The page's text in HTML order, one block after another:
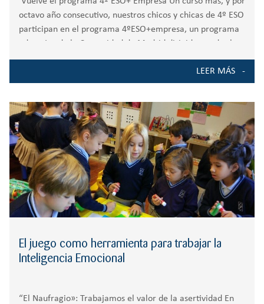
octavo año consecutivo, nuestros chicos y chicas de 4º ESO
participan en el programa 4ºESO+empresa, un programa
educativo de la Comunidad de Madrid dirigido a todos los
alumnos que cursan 4º
LEER MÁS
El juego como herramienta para trabajar la
Inteligencia Emocional
“El Naufragio»: Trabajamos el valor de la asertividad En